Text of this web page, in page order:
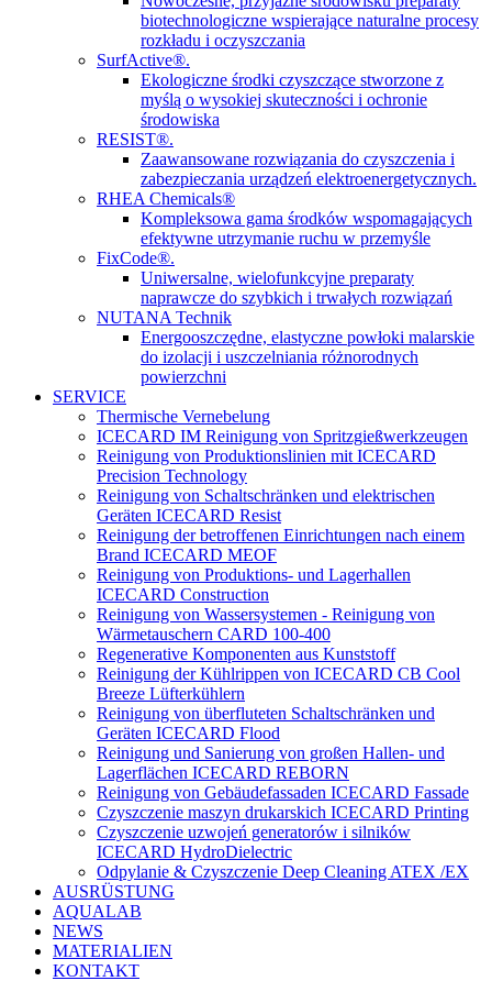
biotechnologiczne wspierające naturalne procesy
rozkładu i oczyszczania
SurfActive®.
Ekologiczne środki czyszczące stworzone z
myślą o wysokiej skuteczności i ochronie
środowiska
RESIST®.
Zaawansowane rozwiązania do czyszczenia i
zabezpieczania urządzeń elektroenergetycznych.
RHEA Chemicals®
Kompleksowa gama środków wspomagających
efektywne utrzymanie ruchu w przemyśle
FixCode®.
Uniwersalne, wielofunkcyjne preparaty
naprawcze do szybkich i trwałych rozwiązań
NUTANA Technik
Energooszczędne, elastyczne powłoki malarskie
do izolacji i uszczelniania różnorodnych
powierzchni
SERVICE
Thermische Vernebelung
ICECARD IM Reinigung von Spritzgießwerkzeugen
Reinigung von Produktionslinien mit ICECARD
Precision Technology
Reinigung von Schaltschränken und elektrischen
Geräten ICECARD Resist
Reinigung der betroffenen Einrichtungen nach einem
Brand ICECARD MEOF
Reinigung von Produktions- und Lagerhallen
ICECARD Construction
Reinigung von Wassersystemen - Reinigung von
Wärmetauschern CARD 100-400
Regenerative Komponenten aus Kunststoff
Reinigung der Kühlrippen von ICECARD CB Cool
Breeze Lüfterkühlern
Reinigung von überfluteten Schaltschränken und
Geräten ICECARD Flood
Reinigung und Sanierung von großen Hallen- und
Lagerflächen ICECARD REBORN
Reinigung von Gebäudefassaden ICECARD Fassade
Czyszczenie maszyn drukarskich ICECARD Printing
Czyszczenie uzwojeń generatorów i silników
ICECARD HydroDielectric
Odpylanie & Czyszczenie Deep Cleaning ATEX /EX
AUSRÜSTUNG
AQUALAB
NEWS
MATERIALIEN
KONTAKT